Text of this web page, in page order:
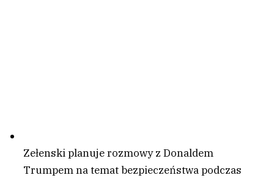
Zełenski planuje rozmowy z Donaldem
Trumpem na temat bezpieczeństwa podczas